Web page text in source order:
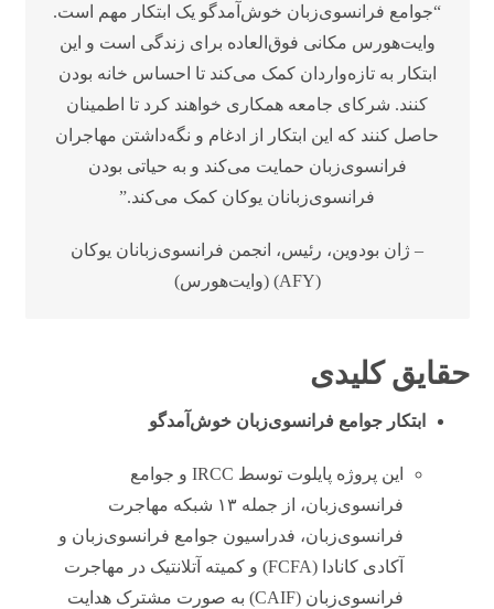
“جوامع فرانسوی‌زبان خوش‌آمدگو یک ابتکار مهم است.
وایت‌هورس مکانی فوق‌العاده برای زندگی است و این
ابتکار به تازه‌واردان کمک می‌کند تا احساس خانه بودن
کنند. شرکای جامعه همکاری خواهند کرد تا اطمینان
حاصل کنند که این ابتکار از ادغام و نگه‌داشتن مهاجران
فرانسوی‌زبان حمایت می‌کند و به حیاتی بودن
فرانسوی‌زبانان یوکان کمک می‌کند.”
– ژان بودوین، رئیس، انجمن فرانسوی‌زبانان یوکان
(AFY) (وایت‌هورس)
حقایق کلیدی
ابتکار جوامع فرانسوی‌زبان خوش‌آمدگو
این پروژه پایلوت توسط IRCC و جوامع
فرانسوی‌زبان، از جمله ۱۳ شبکه مهاجرت
فرانسوی‌زبان، فدراسیون جوامع فرانسوی‌زبان و
آکادی کانادا (FCFA) و کمیته آتلانتیک در مهاجرت
فرانسوی‌زبان (CAIF) به صورت مشترک هدایت